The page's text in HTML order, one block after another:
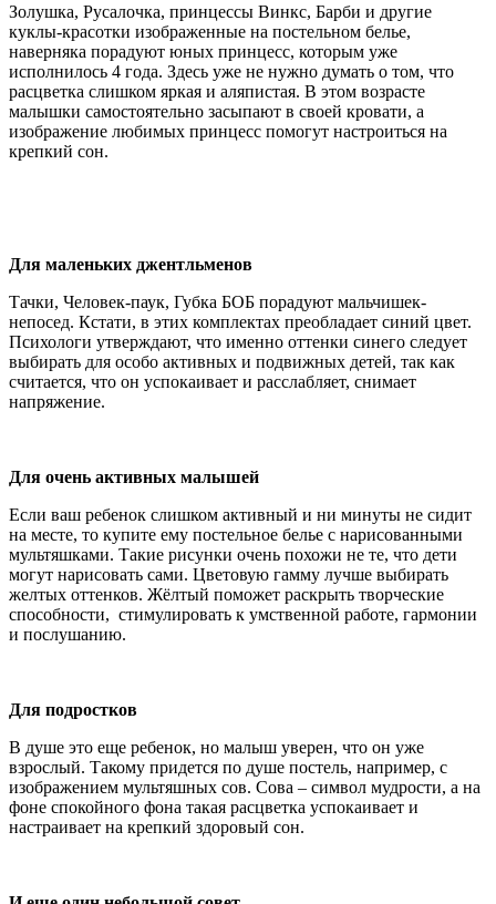
Золушка, Русалочка, принцессы Винкс, Барби и другие
куклы-красотки изображенные на постельном белье,
наверняка порадуют юных принцесс, которым уже
исполнилось 4 года. Здесь уже не нужно думать о том, что
расцветка слишком яркая и аляпистая. В этом возрасте
малышки самостоятельно засыпают в своей кровати, а
изображение любимых принцесс помогут настроиться на
крепкий сон.
Для маленьких джентльменов
Тачки, Человек-паук, Губка БОБ порадуют мальчишек-
непосед. Кстати, в этих комплектах преобладает синий цвет.
Психологи утверждают, что именно оттенки синего следует
выбирать для особо активных и подвижных детей, так как
считается, что он успокаивает и расслабляет, снимает
напряжение.
Для очень активных малышей
Если ваш ребенок слишком активный и ни минуты не сидит
на месте, то купите ему постельное белье с нарисованными
мультяшками. Такие рисунки очень похожи не те, что дети
могут нарисовать сами. Цветовую гамму лучше выбирать
желтых оттенков. Жёлтый поможет раскрыть творческие
способности, стимулировать к умственной работе, гармонии
и послушанию.
Для подростков
В душе это еще ребенок, но малыш уверен, что он уже
взрослый. Такому придется по душе постель, например, с
изображением мультяшных сов. Сова – символ мудрости, а на
фоне спокойного фона такая расцветка успокаивает и
настраивает на крепкий здоровый сон.